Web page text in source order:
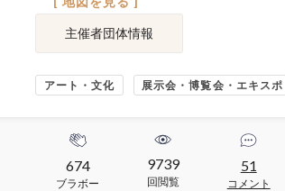
主催者団体情報
アート・文化 展示会・博覧会・エキスポ
674
ブラボー
9739
回閲覧
51
コメント